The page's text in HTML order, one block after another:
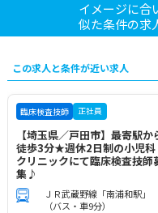
イメージに合
似た条件の求
この求人と条件が近い求人
臨床検査技師 正社員
【埼玉県／戸田市】最寄駅か
徒歩3分★週休2日制の小児科
クリニックにて臨床検査技師
集♪
ＪＲ武蔵野線「南浦和駅」
（バス・車9分）